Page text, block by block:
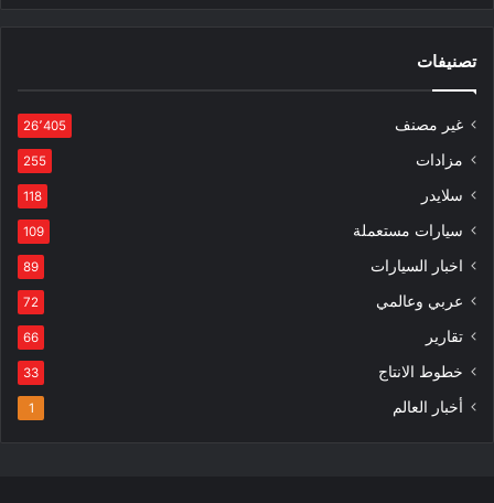
تصنيفات
غير مصنف 26٬405
مزادات 255
سلايدر 118
سيارات مستعملة 109
اخبار السيارات 89
عربي وعالمي 72
تقارير 66
خطوط الانتاج 33
أخبار العالم 1